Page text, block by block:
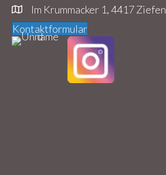
Im Krummacker 1, 4417 Ziefen
Kontaktformular